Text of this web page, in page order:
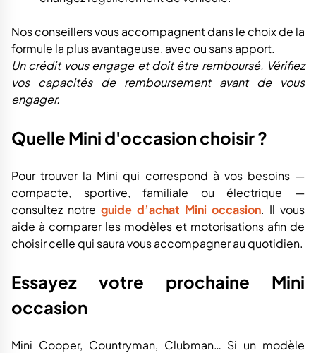
Nos conseillers vous accompagnent dans le choix de la
formule la plus avantageuse, avec ou sans apport.
Un crédit vous engage et doit être remboursé. Vérifiez
vos capacités de remboursement avant de vous
engager.
Quelle Mini d'occasion choisir ?
Pour trouver la Mini qui correspond à vos besoins —
compacte, sportive, familiale ou électrique —
consultez notre guide d’achat Mini occasion. Il vous
aide à comparer les modèles et motorisations afin de
choisir celle qui saura vous accompagner au quotidien.
Essayez votre prochaine Mini
occasion
Mini Cooper, Countryman, Clubman… Si un modèle